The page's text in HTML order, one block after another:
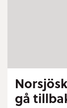
gå